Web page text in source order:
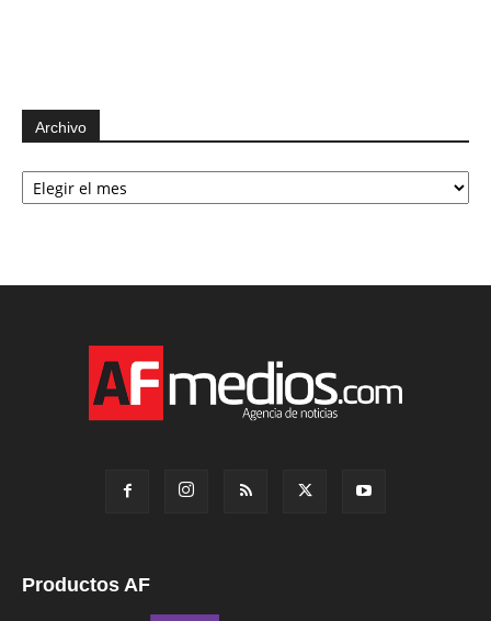
Archivo
Archivo
Productos AF